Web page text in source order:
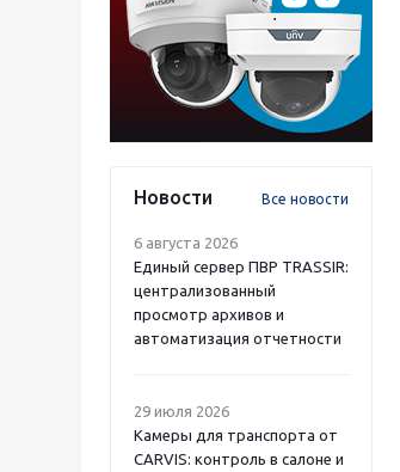
Новости Все новости
6 августа 2026
Единый сервер ПВР TRASSIR:
централизованный
просмотр архивов и
автоматизация отчетности
29 июля 2026
Камеры для транспорта от
CARVIS: контроль в салоне и